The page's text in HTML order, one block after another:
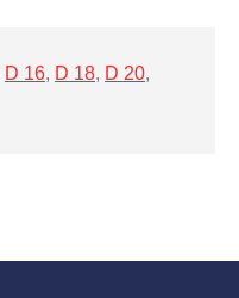
D 16, D 18, D 20,